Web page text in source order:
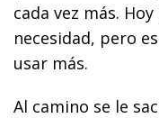
cada vez más.
necesidad, pero
usar más.
Al camino se le